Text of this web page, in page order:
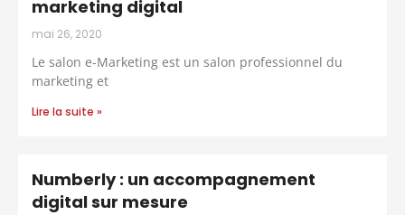
marketing digital
mai 26, 2020
Le salon e-Marketing est un salon professionnel du
marketing et
Lire la suite »
Numberly : un accompagnement
digital sur mesure